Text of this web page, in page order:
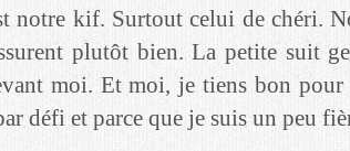
notre kif. Surtout celui de chéri.
plutôt bien. La petite suit
moi. Et moi, je tiens bon pour
défi et parce que je suis un peu